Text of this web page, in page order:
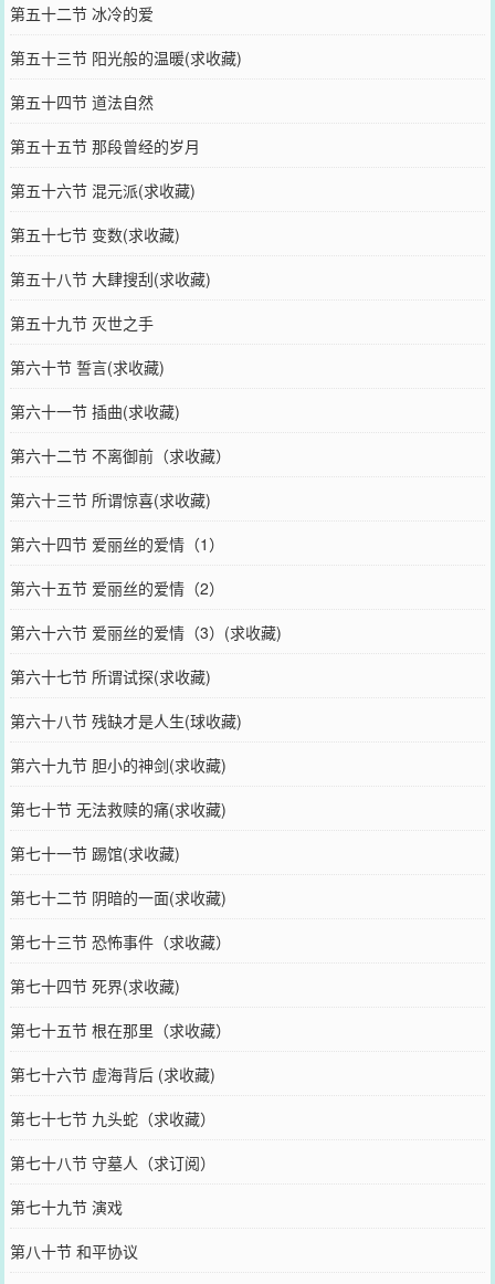
第五十二节 冰冷的爱
第五十三节 阳光般的温暖(求收藏)
第五十四节 道法自然
第五十五节 那段曾经的岁月
第五十六节 混元派(求收藏)
第五十七节 变数(求收藏)
第五十八节 大肆搜刮(求收藏)
第五十九节 灭世之手
第六十节 誓言(求收藏)
第六十一节 插曲(求收藏)
第六十二节 不离御前（求收藏）
第六十三节 所谓惊喜(求收藏)
第六十四节 爱丽丝的爱情（1）
第六十五节 爱丽丝的爱情（2）
第六十六节 爱丽丝的爱情（3）(求收藏)
第六十七节 所谓试探(求收藏)
第六十八节 残缺才是人生(球收藏)
第六十九节 胆小的神剑(求收藏)
第七十节 无法救赎的痛(求收藏)
第七十一节 踢馆(求收藏)
第七十二节 阴暗的一面(求收藏)
第七十三节 恐怖事件（求收藏）
第七十四节 死界(求收藏)
第七十五节 根在那里（求收藏）
第七十六节 虚海背后 (求收藏)
第七十七节 九头蛇（求收藏）
第七十八节 守墓人（求订阅）
第七十九节 演戏
第八十节 和平协议